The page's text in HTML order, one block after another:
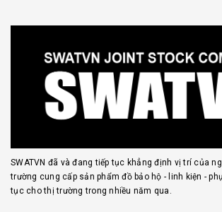
SWATVN đã và đang tiếp tục khẳng định vị trí của
trường cung cấp sản phẩm đồ bảo hộ - linh kiện -
tục cho thị trường trong nhiều năm qua.